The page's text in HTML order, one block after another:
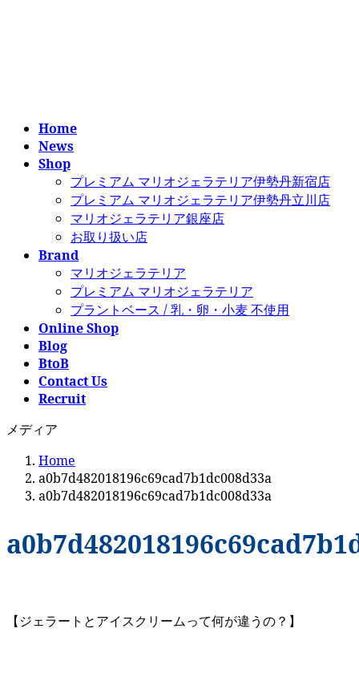
Home
News
Shop
プレミアム マリオジェラテリア伊勢丹新宿店
プレミアム マリオジェラテリア伊勢丹立川店
マリオジェラテリア銀座店
お取り扱い店
Brand
マリオジェラテリア
プレミアム マリオジェラテリア
プラントベース / 乳・卵・小麦 不使用
Online Shop
Blog
BtoB
Contact Us
Recruit
メディア
Home
a0b7d482018196c69cad7b1dc008d33a
a0b7d482018196c69cad7b1dc008d33a
【ジェラートとアイスクリームって何が違うの？】